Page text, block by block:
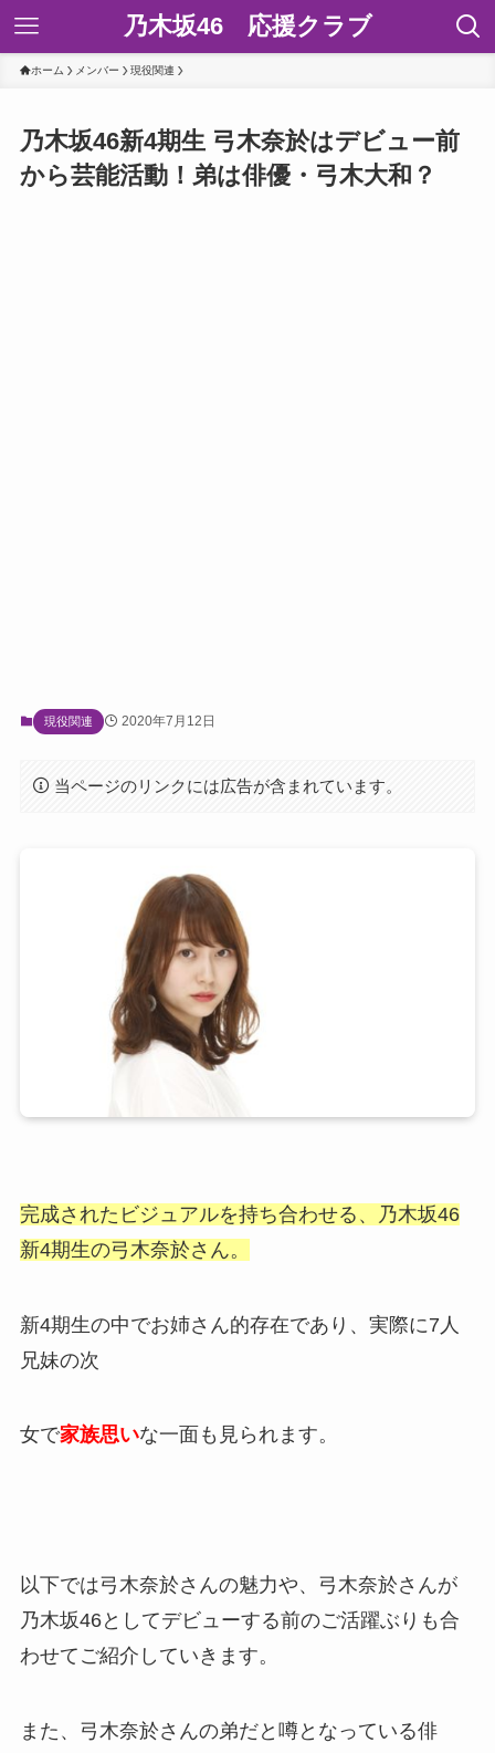
乃木坂46 応援クラブ
ホーム メンバー 現役関連
乃木坂46新4期生 弓木奈於はデビュー前
から芸能活動！弟は俳優・弓木大和？
現役関連 2020年7月12日
当ページのリンクには広告が含まれています。
完成されたビジュアルを持ち合わせる、乃木坂46
新4期生の弓木奈於さん。
新4期生の中でお姉さん的存在であり、実際に7人
兄妹の次
女で家族思いな一面も見られます。
以下では弓木奈於さんの魅力や、弓木奈於さんが
乃木坂46としてデビューする前のご活躍ぶりも合
わせてご紹介していきます。
また、弓木奈於さんの弟だと噂となっている俳